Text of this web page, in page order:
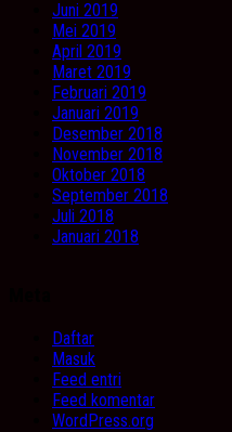
Juni 2019
Mei 2019
April 2019
Maret 2019
Februari 2019
Januari 2019
Desember 2018
November 2018
Oktober 2018
September 2018
Juli 2018
Januari 2018
Daftar
Masuk
Feed entri
Feed komentar
WordPress.org